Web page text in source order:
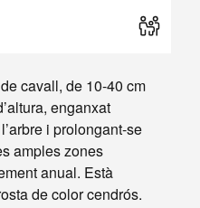
cavall, de 10-40 cm
enganxat
i prolongant-se
amples zones
anual. Està
de color cendrós.